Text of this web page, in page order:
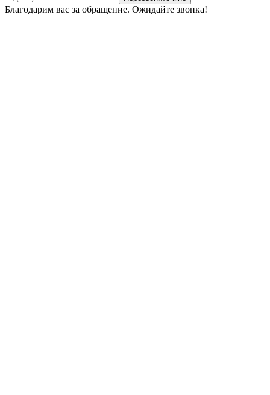
Благодарим вас за обращение. Ожидайте звонка!